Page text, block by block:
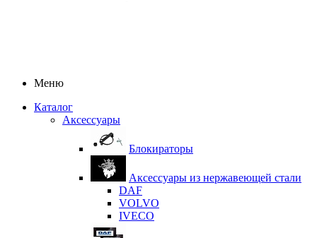
Меню
Каталог
Аксессуары
Блокираторы
Аксессуары из нержавеющей стали
DAF
VOLVO
IVECO